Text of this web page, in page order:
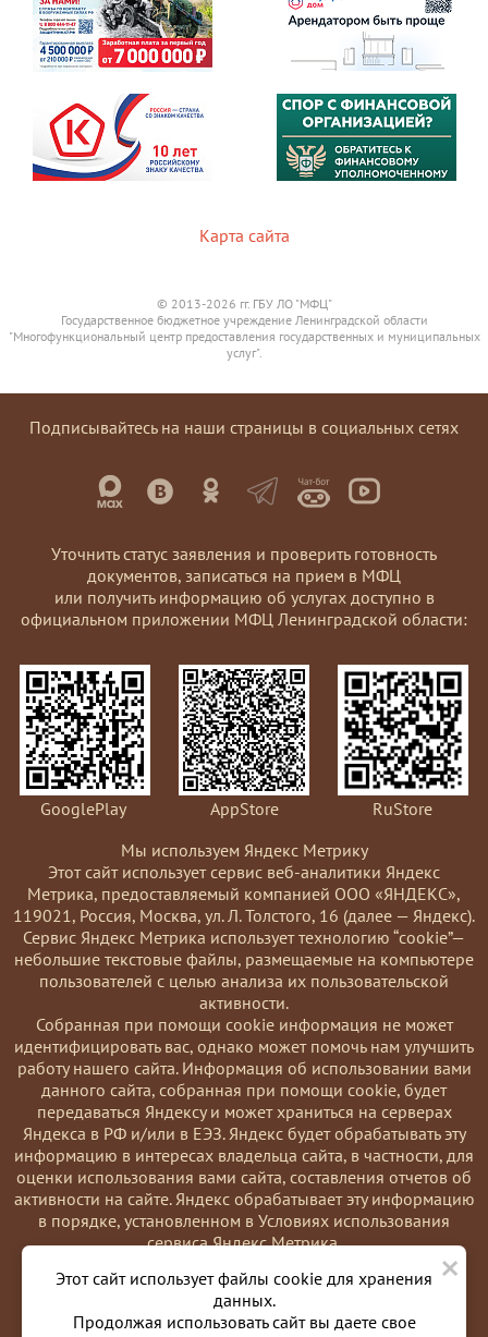
×
Этот сайт использует файлы cookie для хранения
данных.
Продолжая использовать сайт вы даете свое
Карта сайта
© 2013-2026 гг. ГБУ ЛО "МФЦ"
Государственное бюджетное учреждение Ленинградской области
"Многофункциональный центр предоставления государственных и муниципальных
услуг".
Подписывайтесь на наши страницы в социальных сетях
Уточнить статус заявления и проверить готовность
документов, записаться на прием в МФЦ
или получить информацию об услугах доступно в
официальном приложении МФЦ Ленинградской области:
GooglePlay AppStore
RuStore
Мы используем Яндекс Метрику
Этот сайт использует сервис веб-аналитики Яндекс
Метрика, предоставляемый компанией ООО «ЯНДЕКС»,
119021, Россия, Москва, ул. Л. Толстого, 16 (далее — Яндекс).
Сервис Яндекс Метрика использует технологию “cookie”—
небольшие текстовые файлы, размещаемые на компьютере
пользователей с целью анализа их пользовательской
активности.
Coбранная при помощи cookie информация не может
идентифицировать вас, однако может помочь нам улучшить
работу нашего сайта. Информация об использовании вами
данного сайта, собранная при помощи cookie, будет
передаваться Яндексу и может храниться на серверах
Яндекса в РФ и/или в ЕЭЗ. Яндекс будет обрабатывать эту
информацию в интересах владельца сайта, в частности, для
оценки использования вами сайта, составления отчетов об
активности на сайте. Яндекс обрабатывает эту информацию
в порядке, установленном в Условиях использования
сервиса Яндекс Метрика.
Вы можете отказаться от использования cookies, выбрав
соответствующие настройки в браузере. Также вы можете
использовать инструмент —
https://yandex.ru/support/metrika/general/opt-out.html